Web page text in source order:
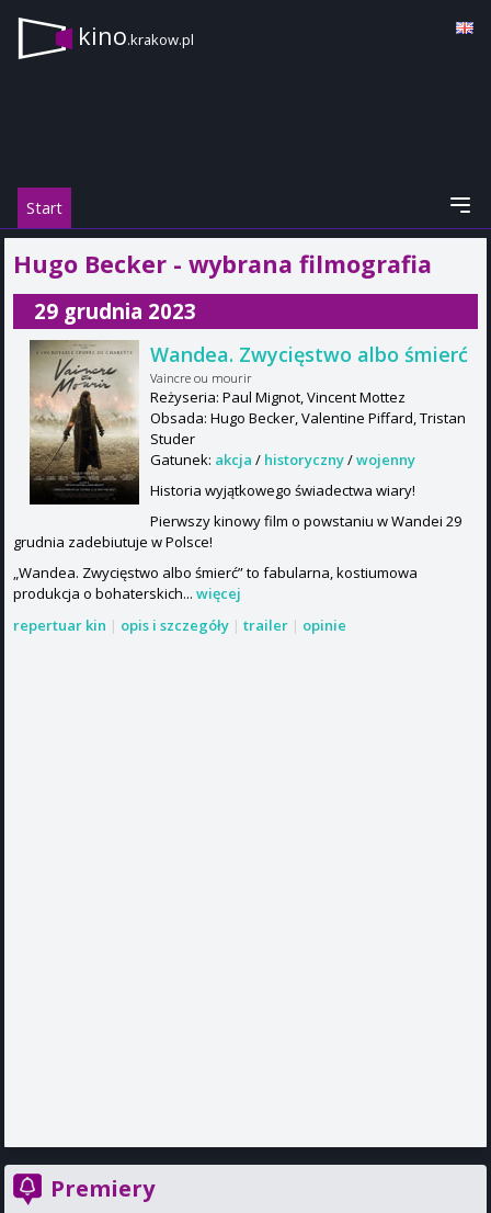
kino.krakow.pl
Start
Hugo Becker - wybrana filmografia
29 grudnia 2023
Wandea. Zwycięstwo albo śmierć
Vaincre ou mourir
Reżyseria: Paul Mignot, Vincent Mottez
Obsada: Hugo Becker, Valentine Piffard, Tristan
Studer
Gatunek: akcja / historyczny/wojenny
Historia wyjątkowego świadectwa wiary!
Pierwszy kinowy film o powstaniu w Wandei 29
grudnia zadebiutuje w Polsce!
„Wandea. Zwycięstwo albo śmierć” to fabularna, kostiumowa
produkcja o bohaterskich... więcej
repertuar kin | opis i szczegóły | trailer | opinie
Premiery